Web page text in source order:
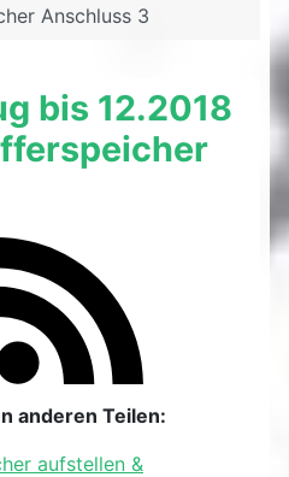
Anschluss 3
bis 12.2018
anderen Teilen:
aufstellen &